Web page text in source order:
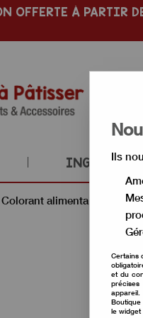
OFFERTE À PARTIR
Colorant alimentaire
Ils
Certains
et du
le widget